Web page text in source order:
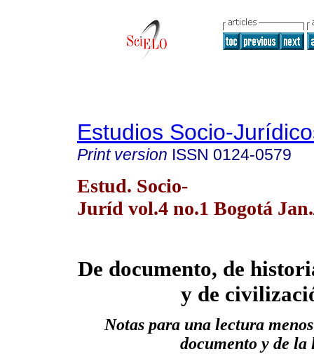
Estudios Socio-
Print version ISSN 0124-0579
Estud. Socio-
Juríd vol.4 no.1 Bogotá
De documento, de
y de
Notas para una lectura
documento y de la